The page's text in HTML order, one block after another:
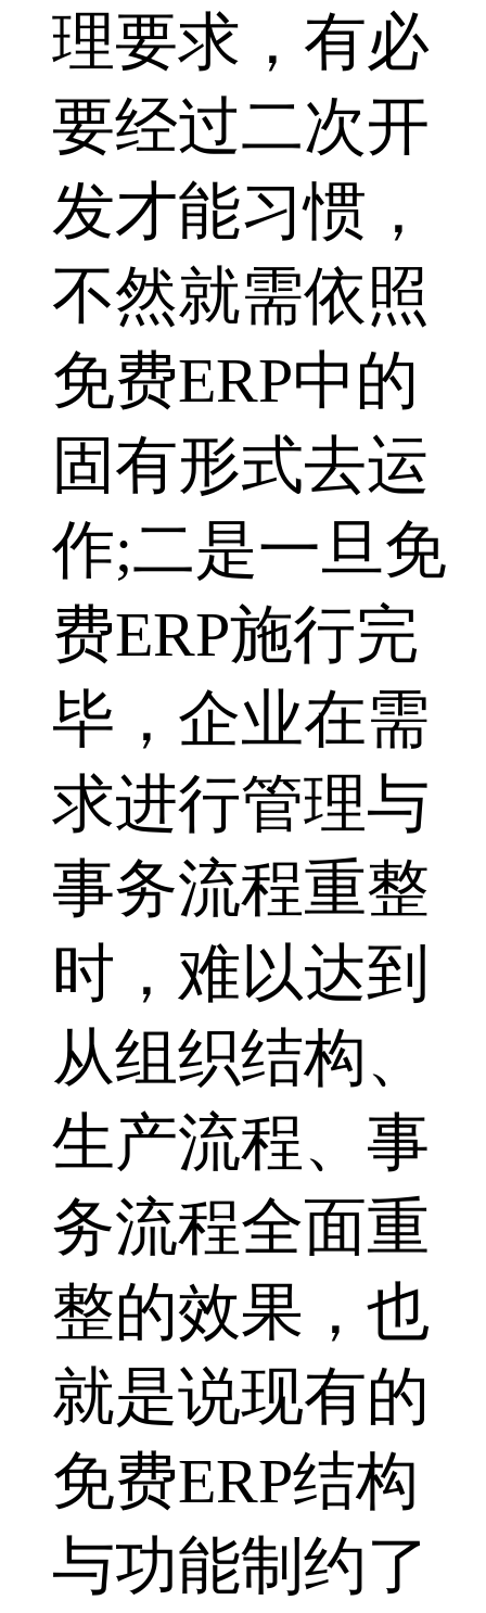
理要求，有必
要经过二次开
发才能习惯，
不然就需依照
免费ERP中的
固有形式去运
作;二是一旦免
费ERP施行完
毕，企业在需
求进行管理与
事务流程重整
时，难以达到
从组织结构、
生产流程、事
务流程全面重
整的效果，也
就是说现有的
免费ERP结构
与功能制约了